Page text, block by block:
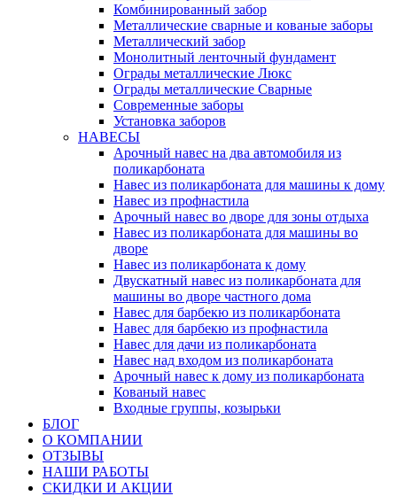
Комбинированный забор
Металлические сварные и кованые заборы
Металлический забор
Монолитный ленточный фундамент
Ограды металлические Люкс
Ограды металлические Сварные
Современные заборы
Установка заборов
НАВЕСЫ
Арочный навес на два автомобиля из
поликарбоната
Навес из поликарбоната для машины к дому
Навес из профнастила
Арочный навес во дворе для зоны отдыха
Навес из поликарбоната для машины во
дворе
Навес из поликарбоната к дому
Двускатный навес из поликарбоната для
машины во дворе частного дома
Навес для барбекю из поликарбоната
Навес для барбекю из профнастила
Навес для дачи из поликарбоната
Навес над входом из поликарбоната
Арочный навес к дому из поликарбоната
Кованый навес
Входные группы, козырьки
БЛОГ
О КОМПАНИИ
ОТЗЫВЫ
НАШИ РАБОТЫ
СКИДКИ И АКЦИИ